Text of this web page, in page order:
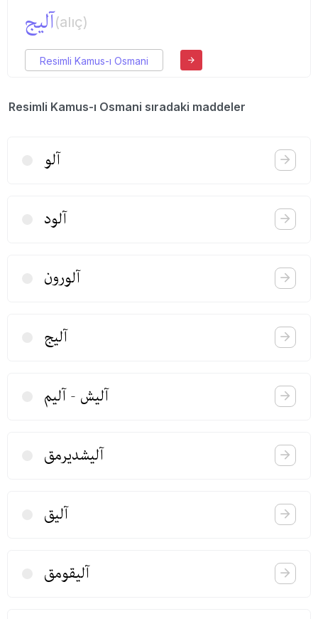
آلیج(alıç)
Resimli Kamus-ı Osmani
Resimli Kamus-ı Osmani sıradaki maddeler
آلو
آلود
آلورون
آلیج
آلیش - آلیم
آلیشدیرمق
آلیق
آلیقومق